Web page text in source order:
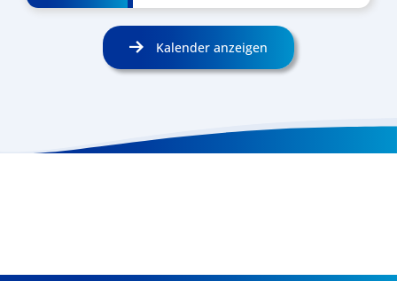
Kalender anzeigen